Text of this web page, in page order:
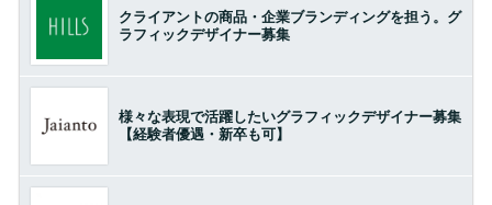
クライアントの商品・企業ブランディングを担う。グ
ラフィックデザイナー募集
様々な表現で活躍したいグラフィックデザイナー募集
【経験者優遇・新卒も可】